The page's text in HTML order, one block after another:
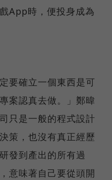
App時，便投身成為
要確立一個東西是可
案認真去做。」鄭暐
只是一般的程式設計
策，也沒有真正經歷
發到產出的所有過
意味著自己要從頭開